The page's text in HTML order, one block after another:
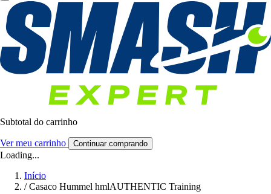
Subtotal do carrinho
Ver meu carrinho Continuar comprando
Loading...
Início
/ Casaco Hummel hmlAUTHENTIC Training